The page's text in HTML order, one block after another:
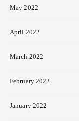
May 2022
April 2022
March 2022
February 2022
January 2022